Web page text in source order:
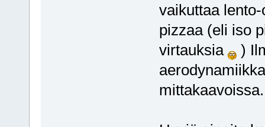
vaikuttaa
pizzaa (eli iso
virtauksia
)
mittakaavoissa.